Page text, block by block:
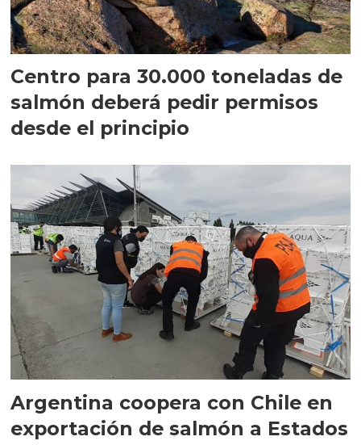
Centro para 30.000 toneladas de
salmón deberá pedir permisos
desde el principio
Argentina coopera con Chile en
exportación de salmón a Estados